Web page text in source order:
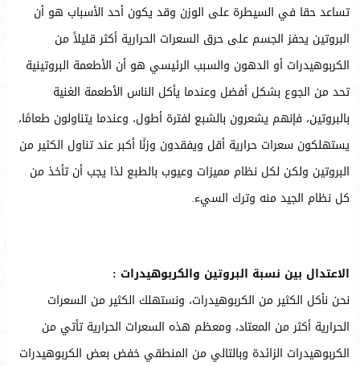
تساعد حقا في السيطرة على الوزن وقد يكون أحد الأسباب هو أن
البروتين يحفز الجسم على حرق السعرات الحرارية أكثر قليلاً من
الكربوهيدرات أو الدهون والسبب الرئيسي هو أن الأطعمة البروتينية
تحد من الجوع بشكل أفضل وعندما يأكل الناس الأطعمة الغنية
بالبروتين، فإنهم يشعرون بالشبع لفترة أطول، وعندما يتناولون طعامًا،
يستهلكون سعرات حرارية أقل ويفقدون وزنًا أكبر عند تناول الكثير من
البروتين ولكن لكل نظام مميزات وعيوب بالطبع لذا يجب أن تأخذ من
كل نظام الجيد منه وترك السيء.
الاعتدال بين نسبة البروتين والكربوهيدرات :
نحن نأكل الكثير من الكربوهيدرات، ونستهلك الكثير من السعرات
الحرارية أكثر من المعتاد، ومعظم هذه السعرات الحرارية تأتي من
الكربوهيدرات الزائدة وبالتالي من المنطقي خفض بعض الكربوهيدرات